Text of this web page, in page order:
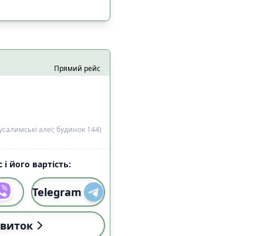
(18:00-22:59) 14
Прямий рейс
алеї; будинок 144)
його вартість:
Telegram